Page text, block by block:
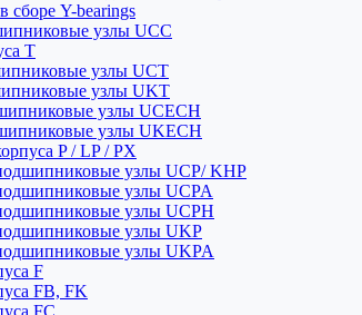
сборе Y-bearings
узлы UCC
T
узлы UCT
узлы UKT
узлы UCECH
узлы UKECH
P / LP / PX
узлы UCP/ KHP
узлы UCPA
узлы UCPH
узлы UKP
узлы UKPA
F
FB, FK
FC